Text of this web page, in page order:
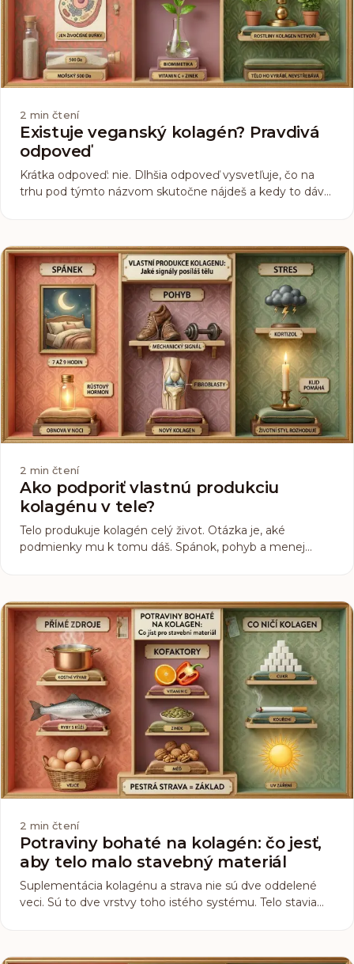
2 min čtení
Existuje veganský kolagén? Pravdivá
odpoveď
Krátka odpoveď: nie. Dlhšia odpoveď vysvetľuje, čo na
trhu pod týmto názvom skutočne nájdeš a kedy to dáva
2 min čtení
Ako podporiť vlastnú produkciu
kolagénu v tele?
Telo produkuje kolagén celý život. Otázka je, aké
podmienky mu k tomu dáš. Spánok, pohyb a menej
2 min čtení
Potraviny bohaté na kolagén: čo jesť,
aby telo malo stavebný materiál
Suplementácia kolagénu a strava nie sú dve oddelené
veci. Sú to dve vrstvy toho istého systému. Telo stavia